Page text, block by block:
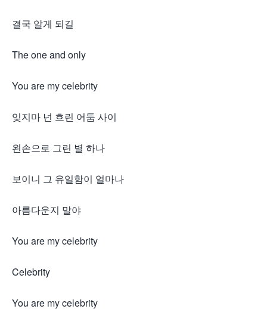
결국 알게 되길
The one and only
You are my celebrity
잊지마 넌 흐린 어둠 사이
왼손으로 그린 별 하나
보이니 그 유일함이 얼마나
아름다운지 말야
You are my celebrity
Celebrity
You are my celebrity